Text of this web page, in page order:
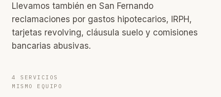
Llevamos también en San Fernando
reclamaciones por gastos hipotecarios, IRPH,
tarjetas revolving, cláusula suelo y comisiones
bancarias abusivas.
4 SERVICIOS
MISMO EQUIPO